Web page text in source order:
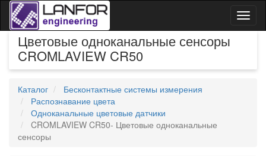
Цветовые одноканальные сенсоры
CROMLAVIEW CR50
Каталог
Бесконтактные системы измерения
Распознавание цвета
Одноканальные цветовые датчики
CROMLAVIEW CR50- Цветовые одноканальные
сенсоры